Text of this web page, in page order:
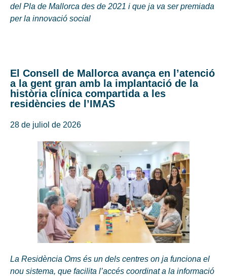
del Pla de Mallorca des de 2021 i que ja va ser premiada
per la innovació social
El Consell de Mallorca avança en l’atenció
a la gent gran amb la implantació de la
història clínica compartida a les
residències de l’IMAS
28 de juliol de 2026
La Residència Oms és un dels centres on ja funciona el
nou sistema, que facilita l’accés coordinat a la informació